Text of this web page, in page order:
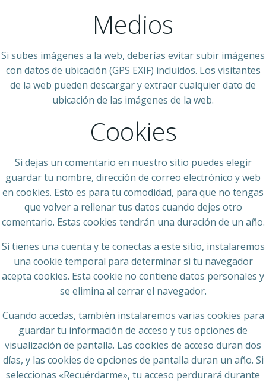
Medios
Si subes imágenes a la web, deberías evitar subir imágenes
con datos de ubicación (GPS EXIF) incluidos. Los visitantes
de la web pueden descargar y extraer cualquier dato de
ubicación de las imágenes de la web.
Cookies
Si dejas un comentario en nuestro sitio puedes elegir
guardar tu nombre, dirección de correo electrónico y web
en cookies. Esto es para tu comodidad, para que no tengas
que volver a rellenar tus datos cuando dejes otro
comentario. Estas cookies tendrán una duración de un año.
Si tienes una cuenta y te conectas a este sitio, instalaremos
una cookie temporal para determinar si tu navegador
acepta cookies. Esta cookie no contiene datos personales y
se elimina al cerrar el navegador.
Cuando accedas, también instalaremos varias cookies para
guardar tu información de acceso y tus opciones de
visualización de pantalla. Las cookies de acceso duran dos
días, y las cookies de opciones de pantalla duran un año. Si
seleccionas «Recuérdarme», tu acceso perdurará durante